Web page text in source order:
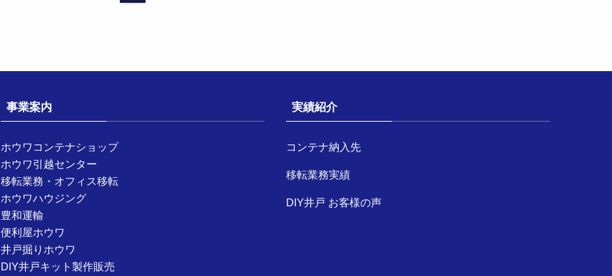
事業案内
ホウワコンテナショップ
ホウワ引越センター
移転業務・オフィス移転
ホウワハウジング
豊和運輸
便利屋ホウワ
井戸掘りホウワ
DIY井戸キット製作販売
実績紹介
コンテナ納入先
移転業務実績
DIY井戸 お客様の声